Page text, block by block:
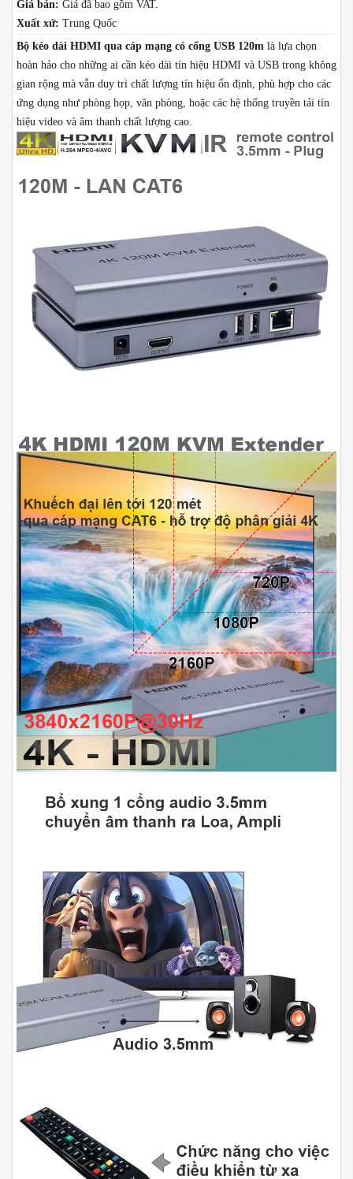
Giá bán: Giá đã bao gồm VAT.
Xuất xứ: Trung Quốc
Bộ kéo dài HDMI qua cáp mạng có cổng USB 120m là lựa chọn
hoàn hảo cho những ai cần kéo dài tín hiệu HDMI và USB trong không
gian rộng mà vẫn duy trì chất lượng tín hiệu ổn định, phù hợp cho các
ứng dụng như phòng họp, văn phòng, hoặc các hệ thống truyền tải tín
hiệu video và âm thanh chất lượng cao.